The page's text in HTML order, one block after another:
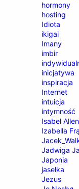
hormony
hosting
Idiota
ikigai
Imany
imbir
inicjatywa
inspiracja
Internet
intuicja
intymność
Isabel
Izabella
Jadwiga
Japonia
jasełka
Jezus